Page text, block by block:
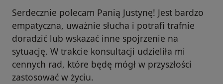
Serdecznie polecam Panią Justynę! Jest bardzo
empatyczna, uważnie słucha i potrafi trafnie
doradzić lub wskazać inne spojrzenie na
sytuację. W trakcie konsultacji udzieliła mi
cennych rad, które będę mógł w przyszłości
zastosować w życiu.